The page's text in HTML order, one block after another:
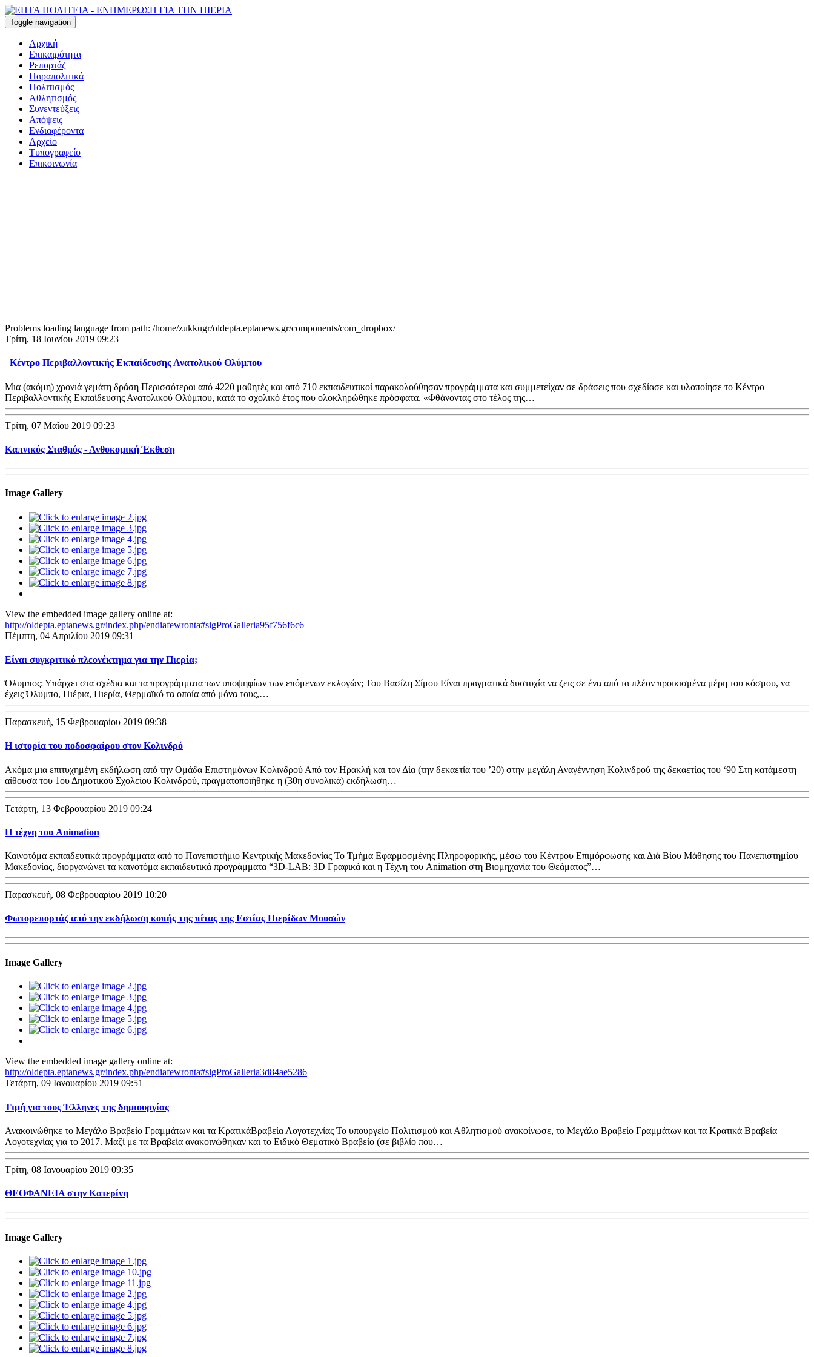
Toggle navigation
Αρχική
Επικαιρότητα
Ρεπορτάζ
Παραπολιτικά
Πολιτισμός
Αθλητισμός
Συνεντεύξεις
Απόψεις
Ενδιαφέροντα
Αρχείο
Τυπογραφείο
Επικοινωνία
Problems loading language from path: /home/zukkugr/oldepta.eptanews.gr/components/com_dropbox/
Τρίτη, 18 Ιουνίου 2019 09:23
Κέντρο Περιβαλλοντικής Εκπαίδευσης Ανατολικού Ολύμπου
Μια (ακόμη) χρονιά γεμάτη δράση Περισσότεροι από 4220 μαθητές και από 710 εκπαιδευτικοί παρακολούθησαν προγράμματα και συμμετείχαν σε δράσεις που σχεδίασε και υλοποίησε το Κέντρο
Περιβαλλοντικής Εκπαίδευσης Ανατολικού Ολύμπου, κατά το σχολικό έτος που ολοκληρώθηκε πρόσφατα. «Φθάνοντας στο τέλος της…
Τρίτη, 07 Μαΐου 2019 09:23
Καπνικός Σταθμός - Ανθοκομική Έκθεση
Image Gallery
View the embedded image gallery online at:
http://oldepta.eptanews.gr/index.php/endiafewronta#sigProGalleria95f756f6c6
Πέμπτη, 04 Απριλίου 2019 09:31
Είναι συγκριτικό πλεονέκτημα για την Πιερία;
Όλυμπος: Υπάρχει στα σχέδια και τα προγράμματα των υποψηφίων των επόμενων εκλογών; Του Βασίλη Σίμου Είναι πραγματικά δυστυχία να ζεις σε ένα από τα πλέον προικισμένα μέρη του κόσμου, να
έχεις Όλυμπο, Πιέρια, Πιερία, Θερμαϊκό τα οποία από μόνα τους,…
Παρασκευή, 15 Φεβρουαρίου 2019 09:38
Η ιστορία του ποδοσφαίρου στον Κολινδρό
Ακόμα μια επιτυχημένη εκδήλωση από την Ομάδα Επιστημόνων Κολινδρού Από τον Ηρακλή και τον Δία (την δεκαετία του ’20) στην μεγάλη Αναγέννηση Κολινδρού της δεκαετίας του ‘90 Στη κατάμεστη
αίθουσα του 1ου Δημοτικού Σχολείου Κολινδρού, πραγματοποιήθηκε η (30η συνολικά) εκδήλωση…
Τετάρτη, 13 Φεβρουαρίου 2019 09:24
Η τέχνη του Animation
Καινοτόμα εκπαιδευτικά προγράμματα από το Πανεπιστήμιο Κεντρικής Μακεδονίας Το Τμήμα Εφαρμοσμένης Πληροφορικής, μέσω του Κέντρου Επιμόρφωσης και Διά Βίου Μάθησης του Πανεπιστημίου
Μακεδονίας, διοργανώνει τα καινοτόμα εκπαιδευτικά προγράμματα “3D-LAB: 3D Γραφικά και η Τέχνη του Animation στη Βιομηχανία του Θεάματος”…
Παρασκευή, 08 Φεβρουαρίου 2019 10:20
Φωτορεπορτάζ από την εκδήλωση κοπής της πίτας της Εστίας Πιερίδων Μουσών
Image Gallery
View the embedded image gallery online at:
http://oldepta.eptanews.gr/index.php/endiafewronta#sigProGalleria3d84ae5286
Τετάρτη, 09 Ιανουαρίου 2019 09:51
Τιμή για τους Έλληνες της δημιουργίας
Ανακοινώθηκε το Mεγάλο Βραβείο Γραμμάτων και τα ΚρατικάΒραβεία Λογοτεχνίας Το υπουργείο Πολιτισμού και Αθλητισμού ανακοίνωσε, το Mεγάλο Βραβείο Γραμμάτων και τα Κρατικά Βραβεία
Λογοτεχνίας για το 2017. Μαζί με τα Βραβεία ανακοινώθηκαν και το Ειδικό Θεματικό Βραβείο (σε βιβλίο που…
Τρίτη, 08 Ιανουαρίου 2019 09:35
ΘΕΟΦΑΝΕΙΑ στην Κατερίνη
Image Gallery